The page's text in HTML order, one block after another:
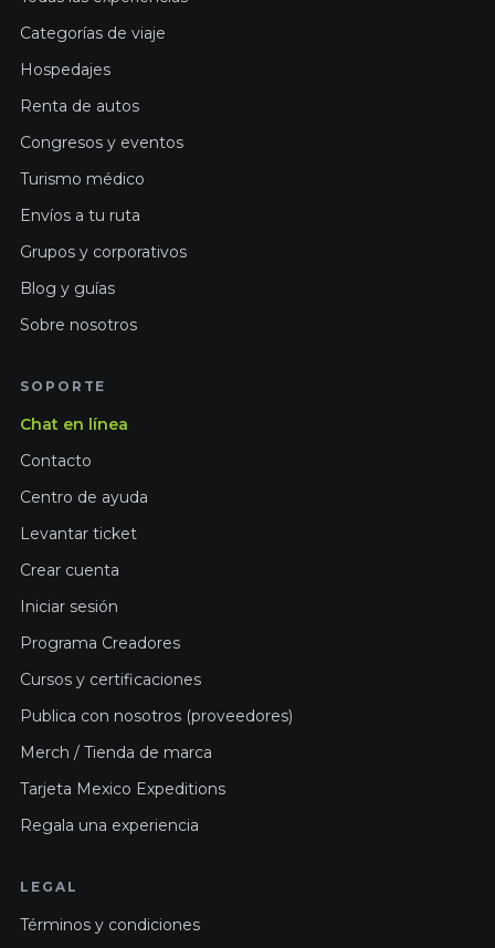
Categorías de viaje
Hospedajes
Renta de autos
Congresos y eventos
Turismo médico
Envíos a tu ruta
Grupos y corporativos
Blog y guías
Sobre nosotros
SOPORTE
Chat en línea
Contacto
Centro de ayuda
Levantar ticket
Crear cuenta
Iniciar sesión
Programa Creadores
Cursos y certificaciones
Publica con nosotros (proveedores)
Merch / Tienda de marca
Tarjeta Mexico Expeditions
Regala una experiencia
LEGAL
Términos y condiciones